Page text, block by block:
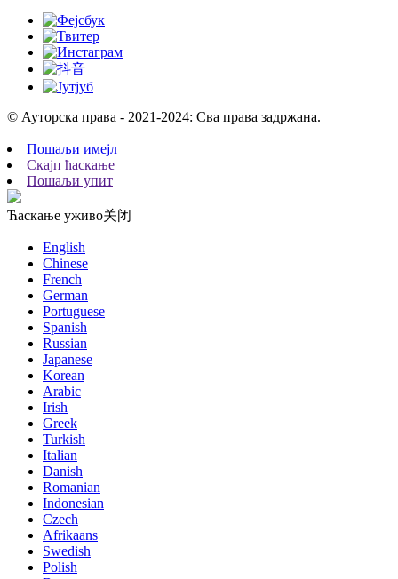
© Ауторска права - 2021-2024: Сва права задржана.
Пошаљи имејл
Скајп ћаскање
Пошаљи упит
Ћаскање уживо关闭
English
Chinese
French
German
Portuguese
Spanish
Russian
Japanese
Korean
Arabic
Irish
Greek
Turkish
Italian
Danish
Romanian
Indonesian
Czech
Afrikaans
Swedish
Polish